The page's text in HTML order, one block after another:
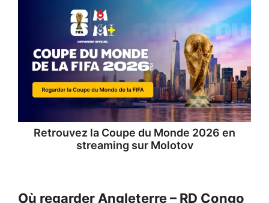
Retrouvez la Coupe du Monde 2026 en
streaming sur Molotov
Où regarder Angleterre – RD Congo